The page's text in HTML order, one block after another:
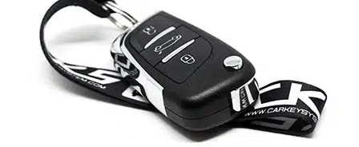
900 802 604
LLAMA GRATIS